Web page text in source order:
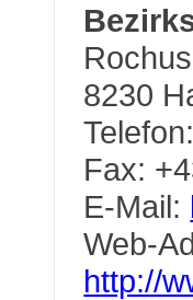
8230
Fax:
E-Mail:
Web-
http://